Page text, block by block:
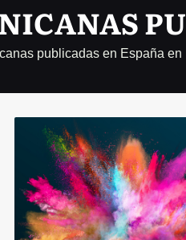
publicadas en España en